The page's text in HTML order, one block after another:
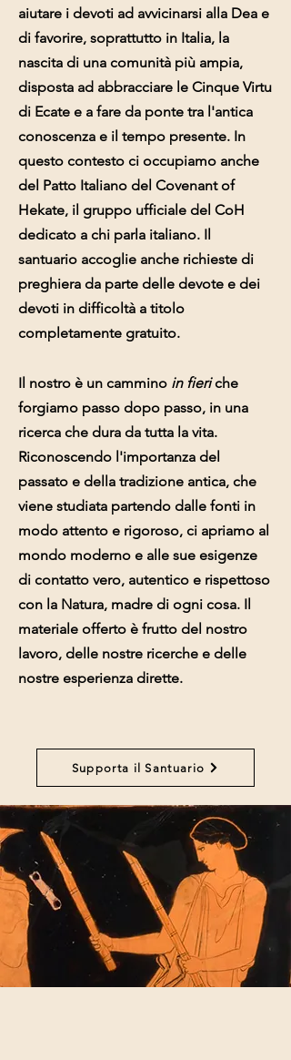
aiutare i devoti ad avvicinarsi alla Dea e
di favorire, soprattutto in Italia, la
nascita di una comunità più ampia,
disposta ad abbracciare le Cinque Virtu
di Ecate e a fare da ponte tra l'antica
conoscenza e il tempo presente. In
questo contesto ci occupiamo anche
del Patto Italiano del Covenant of
Hekate, il gruppo ufficiale del CoH
dedicato a chi parla italiano. Il
santuario accoglie anche richieste di
preghiera da parte delle devote e dei
devoti in difficoltà a titolo
completamente gratuito.
Il nostro è un cammino in fieriche
forgiamo passo dopo passo, in una
ricerca che dura da tutta la vita.
Riconoscendo l'importanza del
passato e della tradizione antica, che
viene studiata partendo dalle fonti in
modo attento e rigoroso, ci apriamo al
mondo moderno e alle sue esigenze
di contatto vero, autentico e rispettoso
con la Natura, madre di ogni cosa. Il
materiale offerto è frutto del nostro
lavoro, delle nostre ricerche e delle
nostre esperienza dirette.
Supporta il Santuario